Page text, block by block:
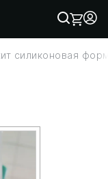
силиконовая